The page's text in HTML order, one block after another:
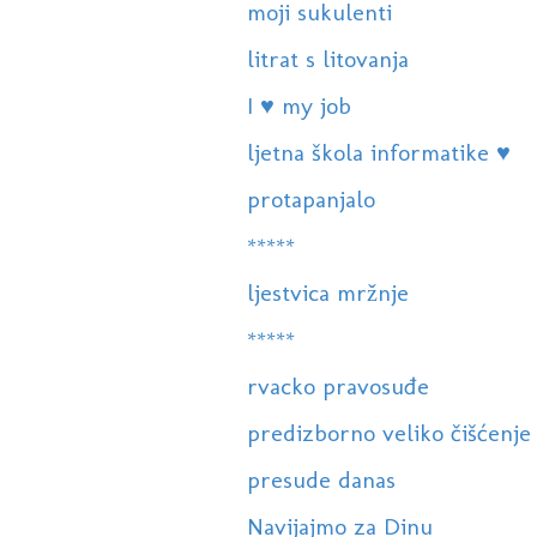
moji sukulenti
litrat s litovanja
I ♥ my job
ljetna škola informatike ♥
protapanjalo
*****
ljestvica mržnje
*****
rvacko pravosuđe
predizborno veliko čišćenje
presude danas
Navijajmo za Dinu